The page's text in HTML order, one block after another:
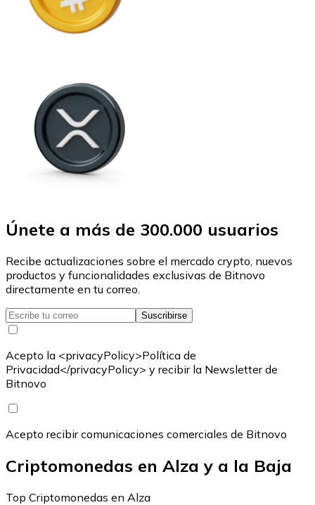
Únete a más de 300.000 usuarios
Recibe actualizaciones sobre el mercado crypto, nuevos
productos y funcionalidades exclusivas de Bitnovo
directamente en tu correo.
Suscribirse
Acepto la <privacyPolicy>Política de
Privacidad</privacyPolicy> y recibir la Newsletter de
Bitnovo
Acepto recibir comunicaciones comerciales de Bitnovo
Criptomonedas en Alza y a la Baja
Top Criptomonedas en Alza